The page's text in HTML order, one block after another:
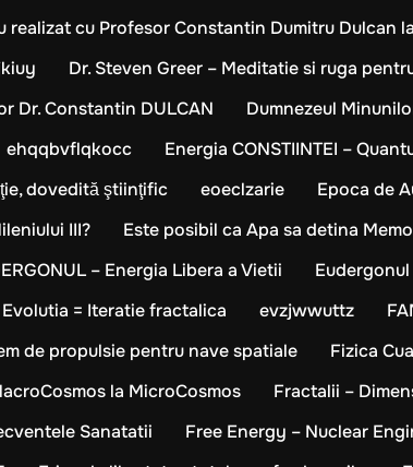
cu Profesor Constantin Dumitru Dulcan
Dr. Steven Greer – Meditatie si ruga
Dr. Constantin DULCAN
Dumnezeul
ehqqbvflqkocc
Energia CONSTIINTEI –
dovedită ştiinţific
eoeclzarie
Epoca de
III?
Este posibil ca Apa sa detina
– Energia Libera a Vietii
Evolutia = Iteratie fractalica evzjwwuttz
de propulsie pentru nave spatiale
Fizica
la MicroCosmos
Fractalii –
Sanatatii
Free Energy – Nuclear